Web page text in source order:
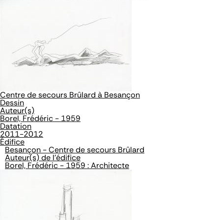
Centre de secours Brûlard à Besançon
Dessin
Auteur(s)
Borel, Frédéric - 1959
Datation
2011-2012
Édifice
Besançon - Centre de secours Brûlard
Auteur(s) de l'édifice
Borel, Frédéric - 1959 : Architecte